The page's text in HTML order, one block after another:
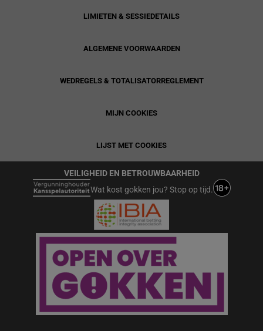
LIMIETEN & SESSIEDETAILS
ALGEMENE VOORWAARDEN
WEDREGELS & TOTALISATORREGLEMENT
MIJN COOKIES
LIJST MET COOKIES
VEILIGHEID EN BETROUWBAARHEID
Wat kost gokken jou? Stop op tijd.